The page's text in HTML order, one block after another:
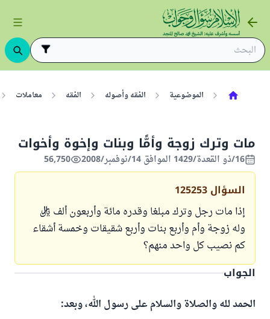
الموضوعية الفقه وأصوله الفقه معاملات
مات وترك زوجة وأمًّا وبنات وإخوة وأخوات
16/ذو القعدة/1429 الموافق 14/نوفمبر/2008 56,750
السؤال 125253
إذا مات رجل وترك مبلغا وقدره مائة وأربعون ألف ريال
وله زوجة وأم وأربع بنات وأربع شقيقات وخمسة أشقاء
كم نصيب كل واحد منهم؟
الجواب
الحمد لله والصلاة والسلام على رسول الله، وبعد: